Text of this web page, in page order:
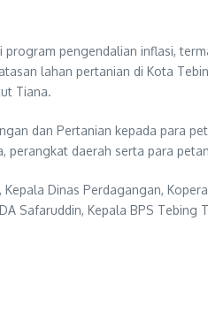
pengendalian inflasi,
lahan pertanian di Kota
Tiana.
dan Pertanian kepada para
perangkat daerah serta para
Dinas Perdagangan,
Safaruddin, Kepala BPS Tebing